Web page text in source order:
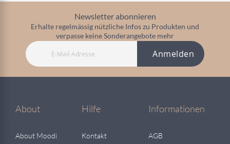
Newsletter abonnieren
Erhalte regelmässig nützliche Infos zu Produkten und
verpasse keine Sonderangebote mehr
Anmelden
About
About Moodi
Hilfe
Kontakt
Informationen
AGB